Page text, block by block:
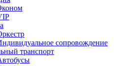
сопровождение
транспорт